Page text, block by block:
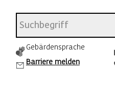
Gebärdensprache
Barriere melden